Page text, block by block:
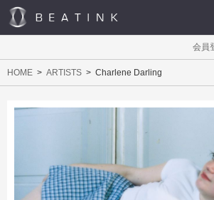
会員
HOME ARTISTS Charlene Darling